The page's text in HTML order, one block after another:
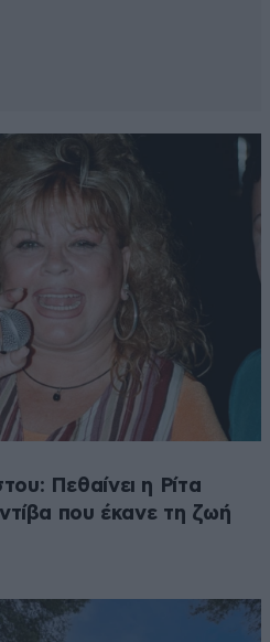
Πεθαίνει η Ρίτα
που έκανε τη ζωή